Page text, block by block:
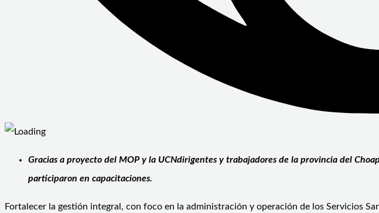
Gracias a proyecto del MOP y la UCNdirigentes y trabajadores de la provincia del
participaron en capacitaciones.
Fortalecer la gestión integral, con foco en la administración y operación de los Servicios